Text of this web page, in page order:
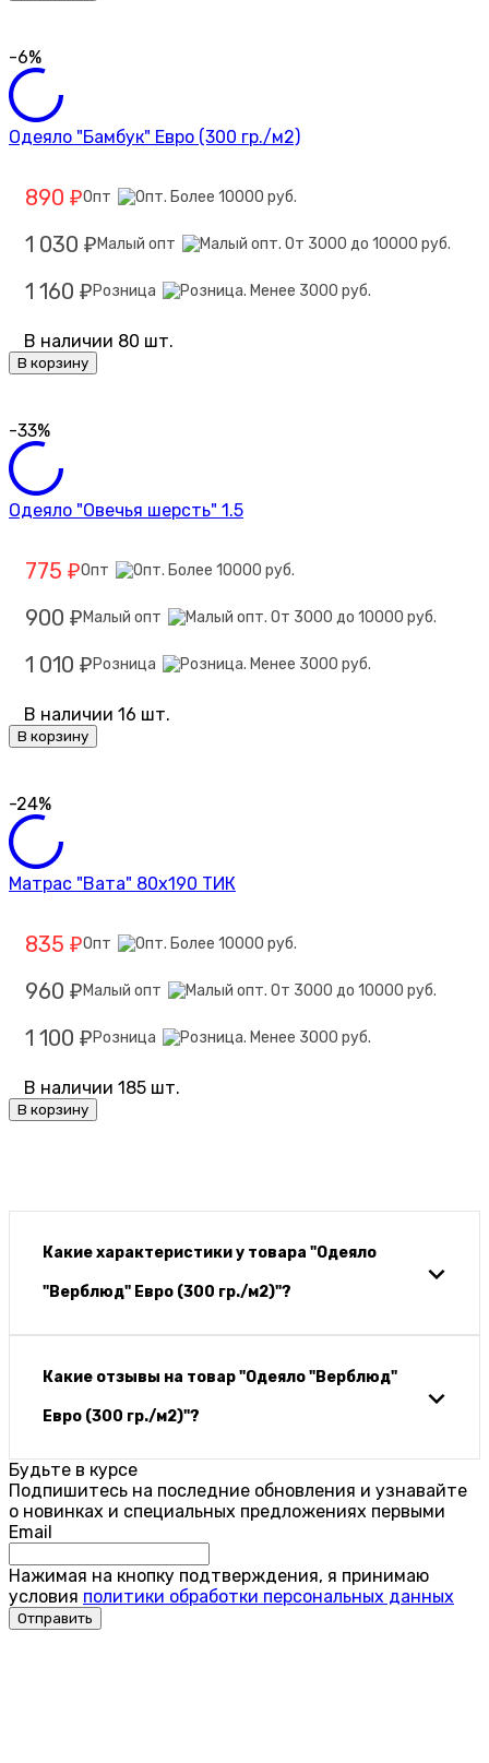
-6%
Одеяло "Бамбук" Евро (300 гр./м2)
890 ₽Опт
1 030 ₽ Малый опт
1 160 ₽ Розница
В наличии 80 шт.
В корзину
-33%
Одеяло "Овечья шерсть" 1.5
775 ₽Опт
900 ₽ Малый опт
1 010 ₽ Розница
В наличии 16 шт.
В корзину
-24%
Матрас "Вата" 80х190 ТИК
835 ₽Опт
960 ₽ Малый опт
1 100 ₽ Розница
В наличии 185 шт.
В корзину
Какие характеристики у товара "Одеяло
"Верблюд" Евро (300 гр./м2)"?
Какие отзывы на товар "Одеяло "Верблюд"
Евро (300 гр./м2)"?
Будьте в курсе
Подпишитесь на последние обновления и узнавайте
о новинках и специальных предложениях первыми
Email
Нажимая на кнопку подтверждения, я принимаю
условия политики обработки персональных данных